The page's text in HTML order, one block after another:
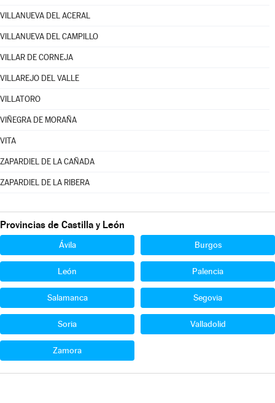
VILLANUEVA DEL ACERAL
VILLANUEVA DEL CAMPILLO
VILLAR DE CORNEJA
VILLAREJO DEL VALLE
VILLATORO
VIÑEGRA DE MORAÑA
VITA
ZAPARDIEL DE LA CAÑADA
ZAPARDIEL DE LA RIBERA
Provincias de Castilla y León
Ávila Burgos
León Palencia
Salamanca Segovia
Soria Valladolid
Zamora